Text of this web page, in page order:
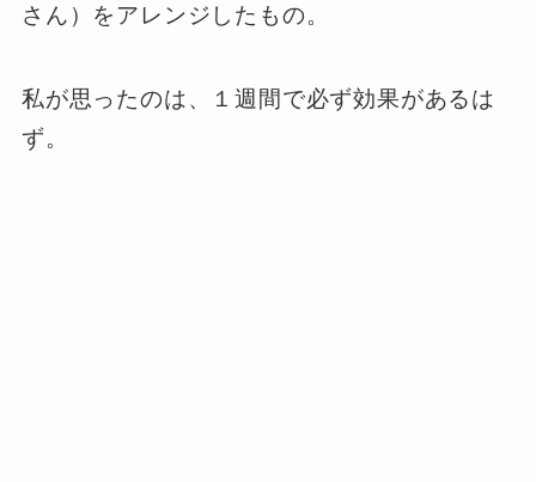
さん）をアレンジしたもの。
私が思ったのは、１週間で必ず効果があるは
ず。